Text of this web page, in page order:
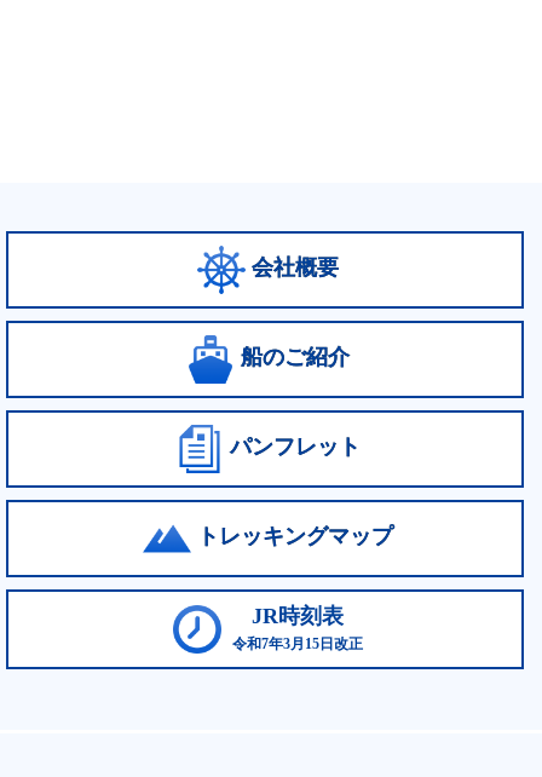
会社概要
船のご紹介
パンフレット
トレッキングマップ
JR時刻表
令和7年3月15日改正